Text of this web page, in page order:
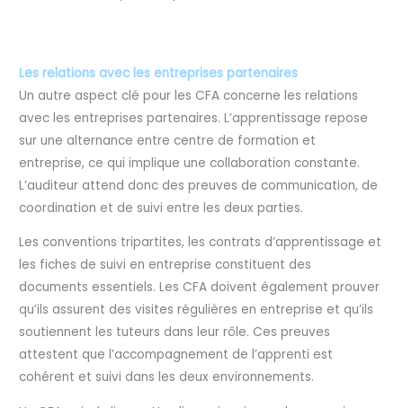
Les relations avec les entreprises partenaires
Un autre aspect clé pour les CFA concerne les relations
avec les entreprises partenaires. L’apprentissage repose
sur une alternance entre centre de formation et
entreprise, ce qui implique une collaboration constante.
L’auditeur attend donc des preuves de communication, de
coordination et de suivi entre les deux parties.
Les conventions tripartites, les contrats d’apprentissage et
les fiches de suivi en entreprise constituent des
documents essentiels. Les CFA doivent également prouver
qu’ils assurent des visites régulières en entreprise et qu’ils
soutiennent les tuteurs dans leur rôle. Ces preuves
attestent que l’accompagnement de l’apprenti est
cohérent et suivi dans les deux environnements.